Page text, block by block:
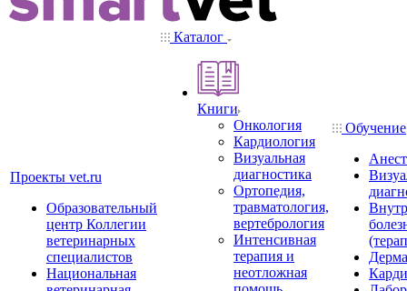
Проекты vet.ru
Образовательный
центр Коллегии
ветеринарных
специалистов
Национальная
Каталог
Книги
Онкология
Кардиология
Визуальная
диагностика
Ортопедия,
травматология,
вертебрология
Интенсивная
терапия и
неотложная
Обучение